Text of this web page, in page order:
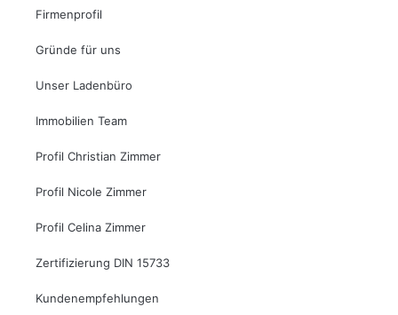
Firmenprofil
Gründe für uns
Unser Ladenbüro
Immobilien Team
Profil Christian Zimmer
Profil Nicole Zimmer
Profil Celina Zimmer
Zertifizierung DIN 15733
Kundenempfehlungen